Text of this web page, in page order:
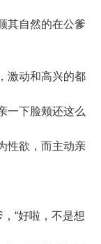
其自然的在公爹
激动和高兴的都
一下脸颊还这么
性欲，而主动亲
“好啦，不是想